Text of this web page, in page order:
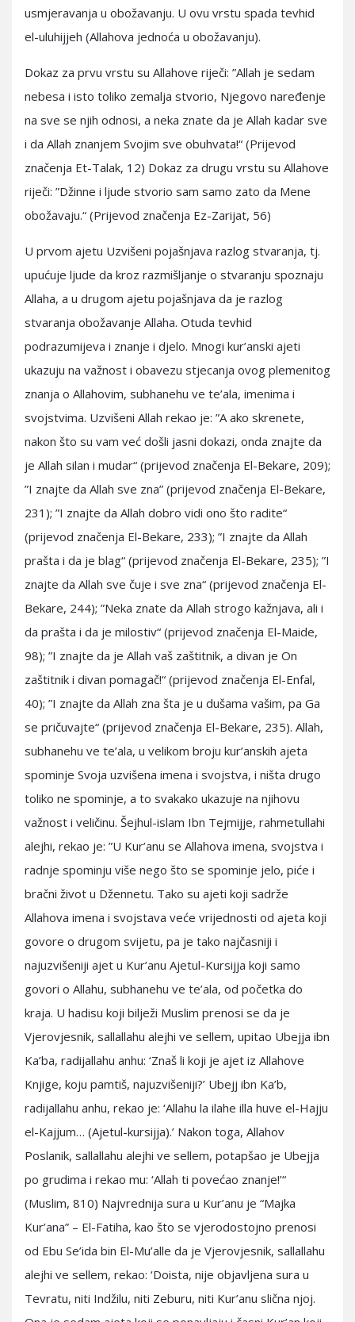
usmjeravanja u obožavanju. U ovu vrstu spada tevhid
el-uluhijjeh (Allahova jednoća u obožavanju).
Dokaz za prvu vrstu su Allahove riječi: ”Allah je sedam
nebesa i isto toliko zemalja stvorio, Njegovo naređenje
na sve se njih odnosi, a neka znate da je Allah kadar sve
i da Allah znanjem Svojim sve obuhvata!“ (Prijevod
značenja Et-Talak, 12) Dokaz za drugu vrstu su Allahove
riječi: ”Džinne i ljude stvorio sam samo zato da Mene
obožavaju.“ (Prijevod značenja Ez-Zarijat, 56)
U prvom ajetu Uzvišeni pojašnjava razlog stvaranja, tj.
upućuje ljude da kroz razmišljanje o stvaranju spoznaju
Allaha, a u drugom ajetu pojašnjava da je razlog
stvaranja obožavanje Allaha. Otuda tevhid
podrazumijeva i znanje i djelo. Mnogi kur’anski ajeti
ukazuju na važnost i obavezu stjecanja ovog plemenitog
znanja o Allahovim, subhanehu ve te’ala, imenima i
svojstvima. Uzvišeni Allah rekao je: ”A ako skrenete,
nakon što su vam već došli jasni dokazi, onda znajte da
je Allah silan i mudar“ (prijevod značenja El-Bekare, 209);
”I znajte da Allah sve zna” (prijevod značenja El-Bekare,
231); ”I znajte da Allah dobro vidi ono što radite“
(prijevod značenja El-Bekare, 233); ”I znajte da Allah
prašta i da je blag“ (prijevod značenja El-Bekare, 235); ”I
znajte da Allah sve čuje i sve zna“ (prijevod značenja El-
Bekare, 244); ”Neka znate da Allah strogo kažnjava, ali i
da prašta i da je milostiv“ (prijevod značenja El-Maide,
98); ”I znajte da je Allah vaš zaštitnik, a divan je On
zaštitnik i divan pomagač!“ (prijevod značenja El-Enfal,
40); ”I znajte da Allah zna šta je u dušama vašim, pa Ga
se pričuvajte“ (prijevod značenja El-Bekare, 235). Allah,
subhanehu ve te’ala, u velikom broju kur’anskih ajeta
spominje Svoja uzvišena imena i svojstva, i ništa drugo
toliko ne spominje, a to svakako ukazuje na njihovu
važnost i veličinu. Šejhul-islam Ibn Tejmijje, rahmetullahi
alejhi, rekao je: ”U Kur’anu se Allahova imena, svojstva i
radnje spominju više nego što se spominje jelo, piće i
bračni život u Džennetu. Tako su ajeti koji sadrže
Allahova imena i svojstava veće vrijednosti od ajeta koji
govore o drugom svijetu, pa je tako najčasniji i
najuzvišeniji ajet u Kur’anu Ajetul-Kursijja koji samo
govori o Allahu, subhanehu ve te’ala, od početka do
kraja. U hadisu koji bilježi Muslim prenosi se da je
Vjerovjesnik, sallallahu alejhi ve sellem, upitao Ubejja ibn
Ka’ba, radijallahu anhu: ‘Znaš li koji je ajet iz Allahove
Knjige, koju pamtiš, najuzvišeniji?’ Ubejj ibn Ka’b,
radijallahu anhu, rekao je: ‘Allahu la ilahe illa huve el-Hajju
el-Kajjum… (Ajetul-kursijja).’ Nakon toga, Allahov
Poslanik, sallallahu alejhi ve sellem, potapšao je Ubejja
po grudima i rekao mu: ‘Allah ti povećao znanje!’“
(Muslim, 810) Najvrednija sura u Kur’anu je “Majka
Kur’ana” – El-Fatiha, kao što se vjerodostojno prenosi
od Ebu Se’ida bin El-Mu’alle da je Vjerovjesnik, sallallahu
alejhi ve sellem, rekao: ‘Doista, nije objavljena sura u
Tevratu, niti Indžilu, niti Zeburu, niti Kur’anu slična njoj.